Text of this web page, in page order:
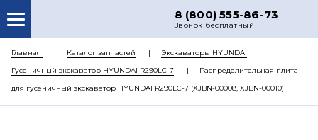
8 (800) 555-86-73
Звонок бесплатный
О НАС
КАТАЛОГ ЗАПЧАСТЕЙ
РЕМОНТ
Главная Каталог запчастей
Экскаваторы HYUNDAI
Гусеничный экскаватор HYUNDAI R290LC-7
Распределительная плита
для гусеничный экскаватор HYUNDAI R290LC-7 (XJBN-00008, XJBN-00010)